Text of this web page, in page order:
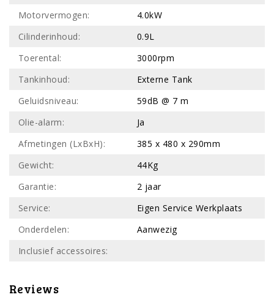
Motorvermogen:
4.0kW
Cilinderinhoud:
0.9L
Toerental:
3000rpm
Tankinhoud:
Externe Tank
Geluidsniveau:
59dB @ 7 m
Olie-alarm:
Ja
Afmetingen (LxBxH):
385 x 480 x 290mm
Gewicht:
44Kg
Garantie:
2 jaar
Service:
Eigen Service Werkplaats
Onderdelen:
Aanwezig
Inclusief accessoires:
Reviews